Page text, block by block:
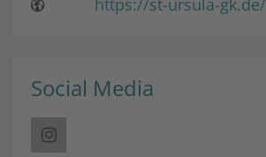
https://st-ursula-gk.de/
Social Media